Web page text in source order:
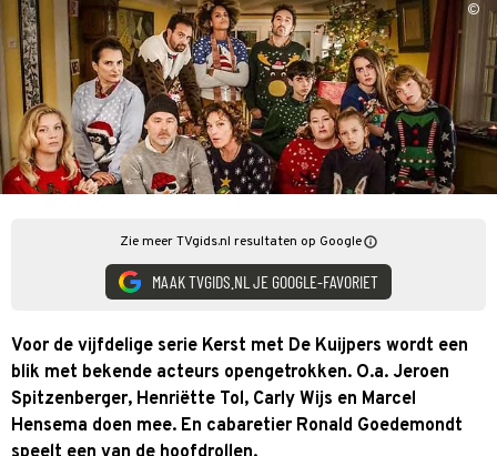
©
Zie meer TVgids.nl resultaten op Google
MAAK TVGIDS.NL JE GOOGLE-FAVORIET
Voor de vijfdelige serie Kerst met De Kuijpers wordt een
blik met bekende acteurs opengetrokken. O.a. Jeroen
Spitzenberger, Henriëtte Tol, Carly Wijs en Marcel
Hensema doen mee. En cabaretier Ronald Goedemondt